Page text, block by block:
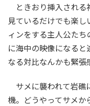
ときおり挿入される
見ているだけでも楽
ィンをする主人公た
に海中の映像になる
なる対比なんかも緊張
サメに襲われて岩礁
機。どうやってサメ